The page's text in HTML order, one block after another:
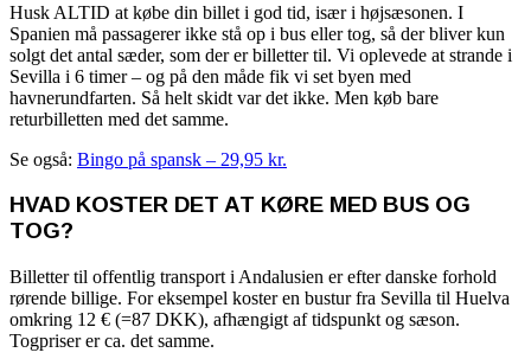
Husk ALTID at købe din billet i god tid, især i højsæsonen. I
Spanien må passagerer ikke stå op i bus eller tog, så der bliver kun
solgt det antal sæder, som der er billetter til. Vi oplevede at strande i
Sevilla i 6 timer – og på den måde fik vi set byen med
havnerundfarten. Så helt skidt var det ikke. Men køb bare
returbilletten med det samme.
Se også: Bingo på spansk – 29,95 kr.
HVAD KOSTER DET AT KØRE MED BUS OG
TOG?
Billetter til offentlig transport i Andalusien er efter danske forhold
rørende billige. For eksempel koster en bustur fra Sevilla til Huelva
omkring 12 € (=87 DKK), afhængigt af tidspunkt og sæson.
Togpriser er ca. det samme.